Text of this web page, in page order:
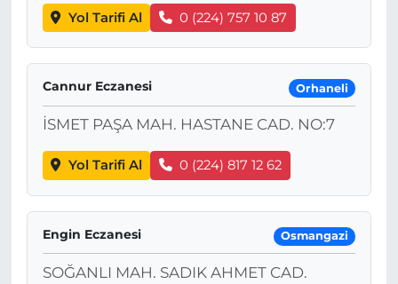
Yol Tarifi Al 0 (224) 757 10 87
Cannur Eczanesi Orhaneli
İSMET PAŞA MAH. HASTANE CAD. NO:7
Yol Tarifi Al 0 (224) 817 12 62
Engin Eczanesi Osmangazi
SOĞANLI MAH. SADIK AHMET CAD.